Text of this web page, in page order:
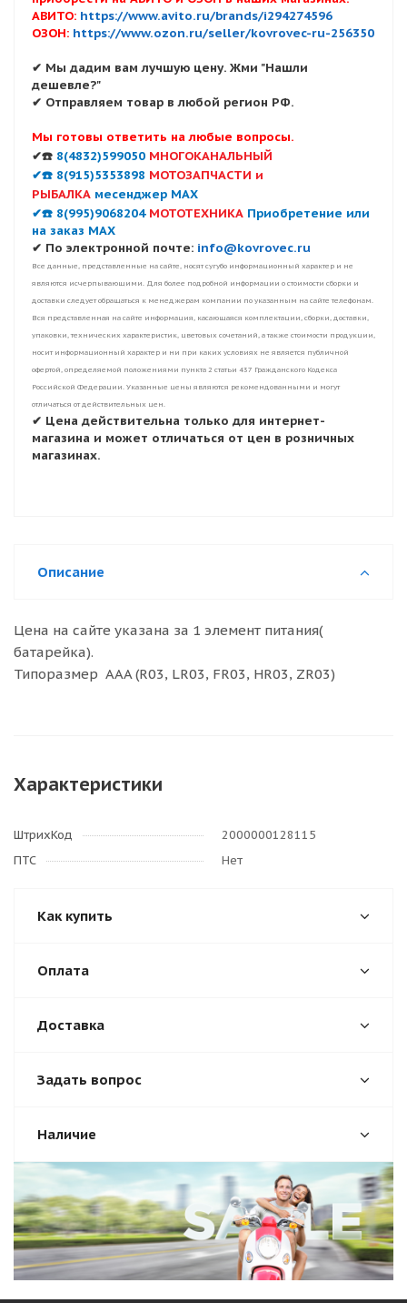
АВИТО: https://www.avito.ru/brands/i294274596
ОЗОН: https://www.ozon.ru/seller/kovrovec-ru-256350
✔ Мы дадим вам лучшую цену. Жми "Нашли
дешевле?"
✔ Отправляем товар в любой регион РФ.
Мы готовы ответить на любые вопросы.
✔☎️ 8(4832)599050 МНОГОКАНАЛЬНЫЙ
✔☎️ 8(915)5353898 МОТОЗАПЧАСТИ и
РЫБАЛКА месенджер MAX
✔☎️ 8(995)9068204 МОТОТЕХНИКА Приобретение или
на заказ MAX
✔ По электронной почте: info@kovrovec.ru
Все данные, представленные на сайте, носят сугубо информационный характер и не
являются исчерпывающими. Для более подробной информации о стоимости сборки и
доставки следует обращаться к менеджерам компании по указанным на сайте телефонам.
Вся представленная на сайте информация, касающаяся комплектации, сборки, доставки,
упаковки, технических характеристик, цветовых сочетаний, а также стоимости продукции,
носит информационный характер и ни при каких условиях не является публичной
офертой, определяемой положениями пункта 2 статьи 437 Гражданского Кодекса
Российской Федерации. Указанные цены являются рекомендованными и могут
отличаться от действительных цен.
✔ Цена действительна только для интернет-
магазина и может отличаться от цен в розничных
магазинах.
Описание
Цена на сайте указана за 1 элемент питания(
батарейка).
Типоразмер AAA (R03, LR03, FR03, HR03, ZR03)
Характеристики
ШтрихКод
2000000128115
ПТС
Нет
Как купить
Оплата
Доставка
Задать вопрос
Наличие